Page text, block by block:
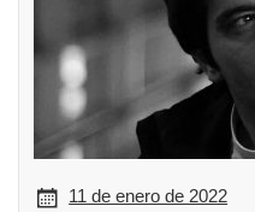
11 de enero de 2022